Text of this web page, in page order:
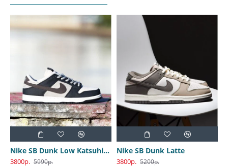
Nike SB Dunk Low Katsuhiro Otomo
3800р. 5990р.
Nike SB Dunk Latte
3800р. 5200р.